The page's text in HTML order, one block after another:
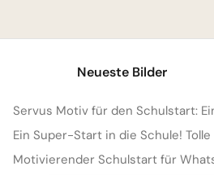
Neueste Bilder